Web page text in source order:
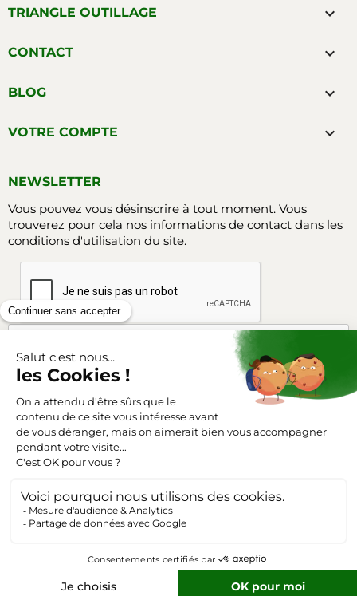
TRIANGLE OUTILLAGE 
CONTACT 
BLOG 
VOTRE COMPTE 
NEWSLETTER
Vous pouvez vous désinscrire à tout moment. Vous
trouverez pour cela nos informations de contact dans les
conditions d'utilisation du site.
SUIVEZ-NOUS
Mentions légales
Conditions générales de vente